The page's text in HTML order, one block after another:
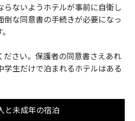
らないようホテルが事前に自衛し
倒な同意書の手続きが必要になっ
ださい。保護者の同意書さえあれ
学生だけで泊まれるホテルはある
と未成年の宿泊